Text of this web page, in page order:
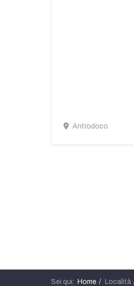
Antrodoco
Sei qui: Home Località